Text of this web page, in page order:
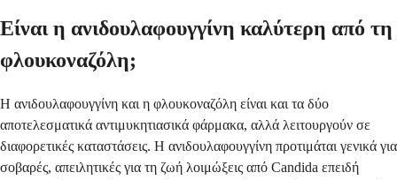
Είναι η ανιδουλαφουγγίνη καλύτερη από τη
φλουκοναζόλη;
Η ανιδουλαφουγγίνη και η φλουκοναζόλη είναι και τα δύο
αποτελεσματικά αντιμυκητιασικά φάρμακα, αλλά λειτουργούν σε
διαφορετικές καταστάσεις. Η ανιδουλαφουγγίνη προτιμάται γενικά για
σοβαρές, απειλητικές για τη ζωή λοιμώξεις από Candida επειδή